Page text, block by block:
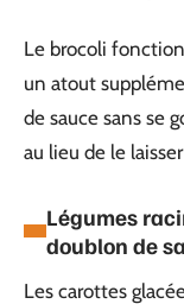
Le brocoli
un atout
de sauce sans se
au lieu de le
Légumes
doublon de
Les carottes